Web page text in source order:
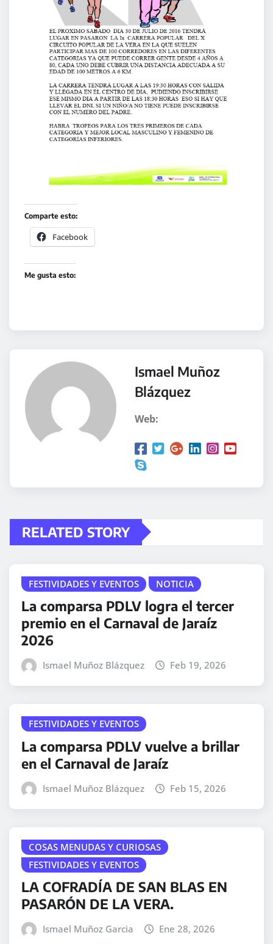
Comparte esto:
Facebook
Me gusta esto:
Ismael Muñoz
Blázquez
Web:
RELATED STORY
FESTIVIDADES Y EVENTOS NOTICIA
La comparsa PDLV logra el tercer
premio en el Carnaval de Jaraíz
2026
Ismael Muñoz Blázquez Feb 19, 2026
FESTIVIDADES Y EVENTOS
La comparsa PDLV vuelve a brillar
en el Carnaval de Jaraíz
Ismael Muñoz Blázquez Feb 15, 2026
COSAS MENUDAS Y CURIOSAS
FESTIVIDADES Y EVENTOS
LA COFRADÍA DE SAN BLAS EN
PASARÓN DE LA VERA.
Ismael Muñoz Garcia Ene 28, 2026